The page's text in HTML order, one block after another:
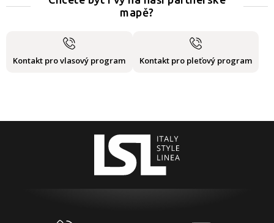
mapě?
Kontakt pro vlasový program Kontakt pro pleťový program